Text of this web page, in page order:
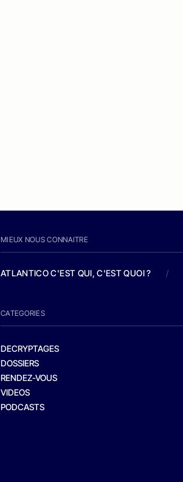
MIEUX NOUS CONNAITRE
ATLANTICO C'EST QUI, C'EST QUOI ? /
CATEGORIES
DECRYPTAGES
DOSSIERS
RENDEZ-VOUS
VIDEOS
PODCASTS